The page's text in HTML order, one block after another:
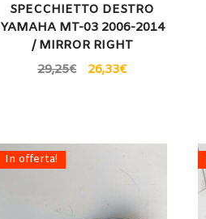
SPECCHIETTO DESTRO
YAMAHA MT-03 2006-2014
/ MIRROR RIGHT
29,25€ 26,33€
In offerta!